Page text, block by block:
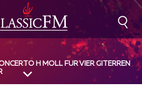
H MOLL FUR VIER GITERREN